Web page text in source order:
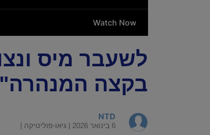
בקצה המנהרה"
NTD
6 בינואר 2026 | | גיאו-פוליטיקה